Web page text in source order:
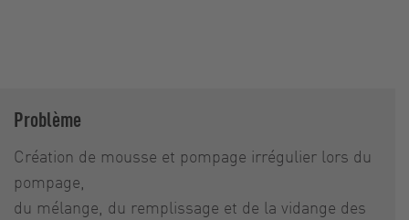
Problème
Création de mousse et pompage irrégulier lors du
pompage,
du mélange, du remplissage et de la vidange des